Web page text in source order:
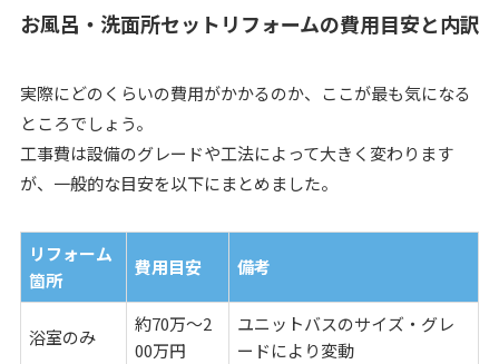
お風呂・洗面所セットリフォームの費用目安と内訳
実際にどのくらいの費用がかかるのか、ここが最も気になる
ところでしょう。
工事費は設備のグレードや工法によって大きく変わります
が、一般的な目安を以下にまとめました。
リフォーム
箇所
費用目安 備考
浴室のみ
約70万〜2
00万円
ユニットバスのサイズ・グレ
ードにより変動